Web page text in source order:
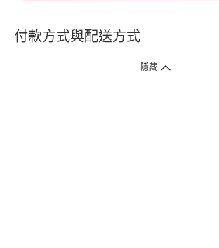
付款方式與配送方式
隱藏